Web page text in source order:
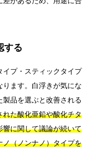
する
プ・スティックタイプ
ます。白浮きが気にな
品を選ぶと改善される
れた酸化亜鉛や酸化チタ
に関して議論が続いて
（ノンナノ）タイプを